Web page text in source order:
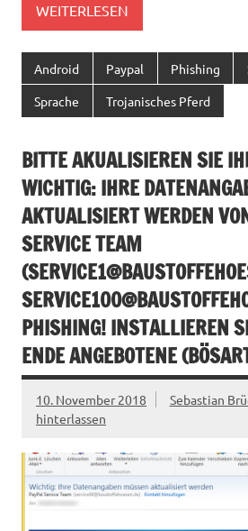
WEITERLESEN
Android Paypal Phishing
Sprache Trojanisches Pferd
BITTE AKUALISIEREN SIE
WICHTIG: IHRE
AKTUALISIERT WERDEN
SERVICE TEAM
(
PHISHING! INSTALLIEREN
ENDE ANGEBOTENE
10. November 2018 Sebastian
hinterlassen